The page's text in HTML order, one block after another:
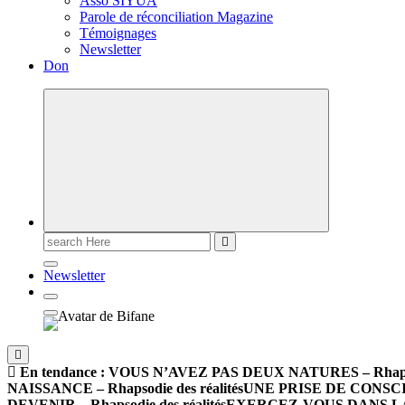
Parole de réconciliation Magazine
Témoignages
Newsletter
Don
Newsletter
En tendance : VOUS N’AVEZ PAS DEUX NATURES –
NAISSANCE – Rhapsodie des réalitésUNE PRISE DE